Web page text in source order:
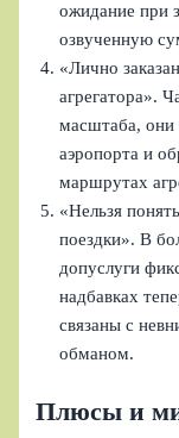
ожидание при
озвученную
«Лично
агрегатора».
масштаба, они
аэропорта и
маршрутах
«Нельзя
поездки». В
допуслуги
надбавках
связаны с
обманом.
Плюсы и